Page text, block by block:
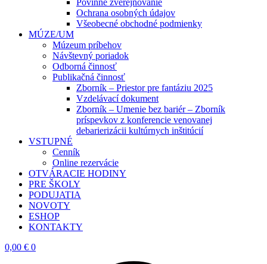
Povinné zverejňovanie
Ochrana osobných údajov
Všeobecné obchodné podmienky
MÚZE/UM
Múzeum príbehov
Návštevný poriadok
Odborná činnosť
Publikačná činnosť
Zborník – Priestor pre fantáziu 2025
Vzdelávací dokument
Zborník – Umenie bez bariér – Zborník
príspevkov z konferencie venovanej
debarierizácii kultúrnych inštitúcií
VSTUPNÉ
Cenník
Online rezervácie
OTVÁRACIE HODINY
PRE ŠKOLY
PODUJATIA
NOVOTY
ESHOP
KONTAKTY
0,00 € 0